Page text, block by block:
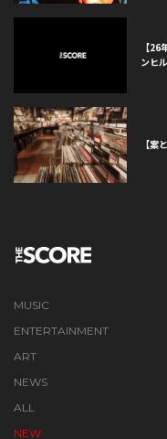
【26
ンヒ
【案
MUSIC
ENTERTAINMENT
ART
NEWS
ALL
NEW